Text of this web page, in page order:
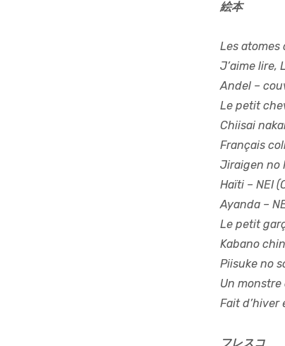
絵本
Les atomes
J’aime lire,
Andel –
Le petit
Chiisai
Français
Jiraigen no
Haïti – NEI
Ayanda –
Le petit
Kabano
Piisuke no
Un
Fait d’hiver
フレスコ